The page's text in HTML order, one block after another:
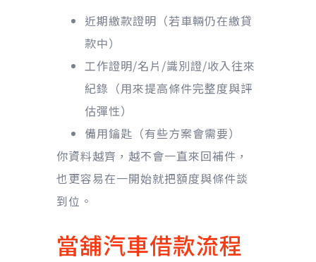
近期繳款證明（若車輛仍在繳貸
款中）
工作證明/名片/識別證/收入往來
紀錄（用來提高條件完整度與評
估彈性）
備用鑰匙（有些方案會需要）
你資料越齊，越不會一直來回補件，
也更容易在一開始就把額度與條件談
到位。
當舖汽車借款流程